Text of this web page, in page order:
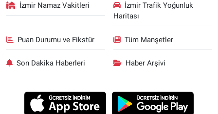
İzmir Namaz Vakitleri
İzmir Trafik Yoğunluk
Haritası
Puan Durumu ve Fikstür Tüm Manşetler
Son Dakika Haberleri Haber Arşivi